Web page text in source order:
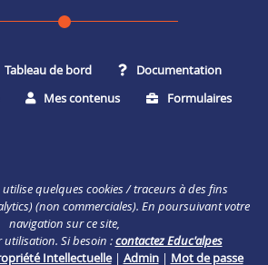
Tableau de bord
Documentation
Mes contenus Formulaires
quelques cookies / traceurs à des fins
(non commerciales). En poursuivant votre
navigation sur ce site,
utilisation. Si besoin :contactez Educ'alpes
Intellectuelle| Admin| Mot de passe